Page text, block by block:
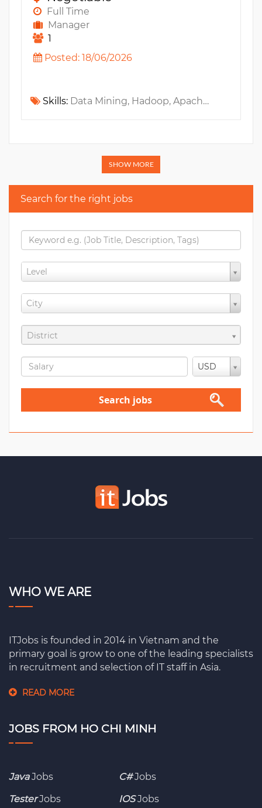
Full Time
Manager
1
Posted: 18/06/2026
Skills: Data Mining, Hadoop, Apache Spark, Apache Hive, Architecture, Scala, Pig script, Big Data, Apache Kafka, Distributed Systems, Apache cluster, Cloud Computing, Apache Storm, Flume, Yarn, R, Performance tuning, Apache Avro, Ozie, Apache Nifi, Hortonworks, PySpark, SparkR
SHOW MORE
Search for the right jobs
Level
City
District
USD
Search jobs
WHO WE ARE
ITJobs is founded in 2014 in Vietnam and the
primary goal is grow to one of the leading specialists
in recruitment and selection of IT staff in Asia.
READ MORE
JOBS FROM HO CHI MINH
JavaJobs C#Jobs
TesterJobs IOSJobs